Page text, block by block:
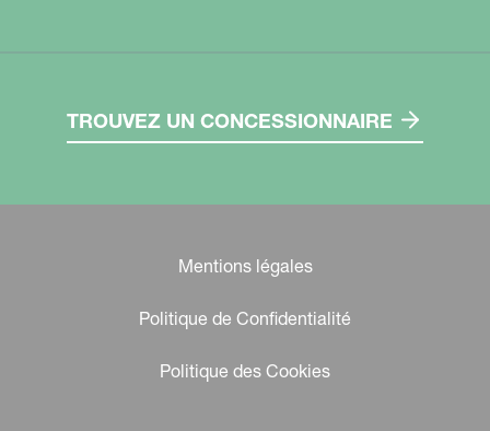
TROUVEZ UN CONCESSIONNAIRE
Mentions légales
Politique de Confidentialité
Politique des Cookies